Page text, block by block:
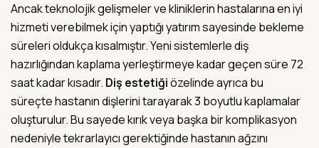
Ancak teknolojik gelişmeler ve kliniklerin hastalarına en iyi
hizmeti verebilmek için yaptığı yatırım sayesinde bekleme
süreleri oldukça kısalmıştır. Yeni sistemlerle diş
hazırlığından kaplama yerleştirmeye kadar geçen süre 72
saat kadar kısadır. Diş estetiğiözelinde ayrıca bu
süreçte hastanın dişlerini tarayarak 3 boyutlu kaplamalar
oluşturulur. Bu sayede kırık veya başka bir komplikasyon
nedeniyle tekrarlayıcı gerektiğinde hastanın ağzını